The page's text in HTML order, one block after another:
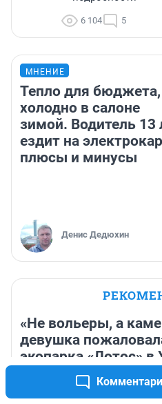
6 274 9
4
Какой район
для жизни — опрос
6 111 5
5
Новый
рублей и мост для
— подробности
МНЕНИЕ
Тепло для бюджета,
зимой. Водитель 13
ездит на
плюсы и минусы